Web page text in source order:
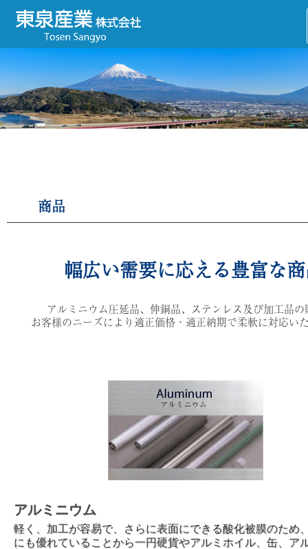
商品
幅広い需要に応える豊富な
アルミニウム圧延品、伸銅品、ステンレス及び加工品の
お客様のニーズにより適正価格・適正納期で柔軟に対応い
アルミニウム
軽く、加工が容易で、さらに表面にできる酸化被膜のため
にも優れていることから一円硬貨やアルミホイル、缶、ア